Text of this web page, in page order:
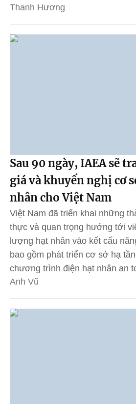
Thanh Hương
Sau 90 ngày, IAEA sẽ
giá và khuyến nghị cơ
nhân cho Việt Nam
Việt Nam đã triển khai những
thực và quan trọng hướng tới
lượng hạt nhân vào kết cấu
bao gồm phát triển cơ sở hạ
chương trình điện hạt nhân an
Anh Vũ